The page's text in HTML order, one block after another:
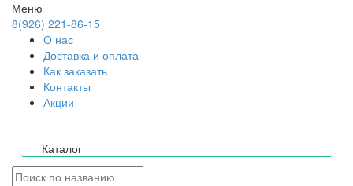
Меню
8(926) 221-86-15
О нас
Доставка и оплата
Как заказать
Контакты
Акции
Каталог